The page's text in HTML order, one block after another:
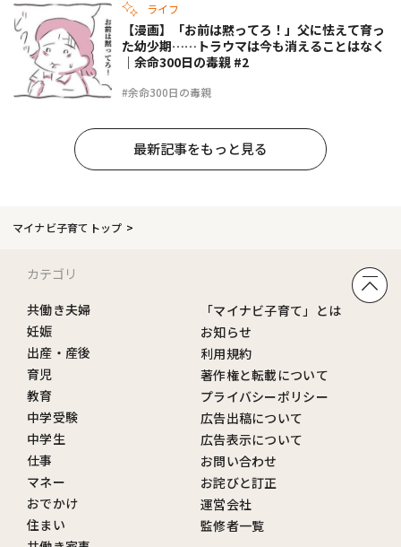
ライフ
#余命300日の毒親
【漫画】「お前は黙ってろ！」父に怯えて育っ
た幼少期……トラウマは今も消えることはなく
｜余命300日の毒親 #2
最新記事をもっと見る
マイナビ子育てトップ
カテゴリ
共働き夫婦
妊娠
出産・産後
育児
教育
中学受験
中学生
仕事
マネー
おでかけ
住まい
「マイナビ子育て」とは
お知らせ
利用規約
著作権と転載について
プライバシーポリシー
広告出稿について
広告表示について
お問い合わせ
お詫びと訂正
運営会社
監修者一覧